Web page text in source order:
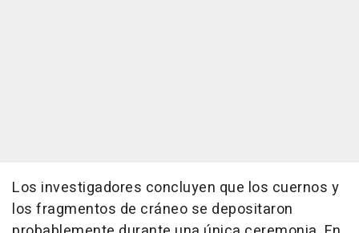
Los investigadores concluyen que los cuernos y
los fragmentos de cráneo se depositaron